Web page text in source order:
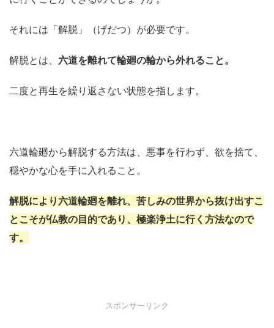
それには「解脱」（げだつ）が必要です。
解脱とは、 六道を離れて輪廻の輪から外れること。
二度と再生を繰り返さない状態を指します。
六道輪廻から解脱する方法は、悪事を行わず、欲を捨て、
穏やかな心を手に入れること。
解脱により六道輪廻を離れ、苦しみの世界から抜け出すこ
とこそが仏教の目的であり、極楽浄土に行く方法なので
す。
スポンサーリンク